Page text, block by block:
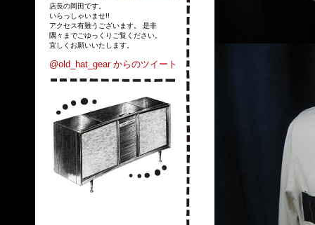
店長の岡田です。
いらっしゃいませ!!
アクセス有難うございます。 是非
隅々までごゆっくりご覧ください。
宜しくお願いいたします。
@old_hat_gear からのツイート